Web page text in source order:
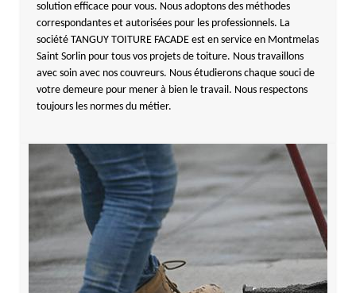
solution efficace pour vous. Nous adoptons des méthodes
correspondantes et autorisées pour les professionnels. La
société TANGUY TOITURE FACADE est en service en Montmelas
Saint Sorlin pour tous vos projets de toiture. Nous travaillons
avec soin avec nos couvreurs. Nous étudierons chaque souci de
votre demeure pour mener à bien le travail. Nous respectons
toujours les normes du métier.